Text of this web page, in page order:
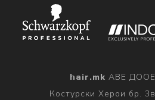
hair.mk АВЕ
Костурски Херои бр.